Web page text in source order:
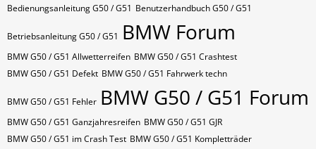
Bedienungsanleitung G50 / G51 Benutzerhandbuch G50 / G51
Betriebsanleitung G50 / G51 BMW Forum
BMW G50 / G51 Allwetterreifen BMW G50 / G51 Crashtest
BMW G50 / G51 Defekt BMW G50 / G51 Fahrwerk techn
BMW G50 / G51 Fehler BMW G50 / G51 Forum
BMW G50 / G51 Ganzjahresreifen BMW G50 / G51 GJR
BMW G50 / G51 im Crash Test BMW G50 / G51 Kompletträder